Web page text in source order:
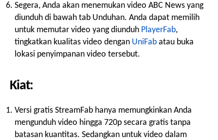
Segera, Anda akan menemukan video ABC News yang
diunduh di bawah tab Unduhan. Anda dapat memilih
untuk memutar video yang diunduh PlayerFab,
tingkatkan kualitas video dengan UniFab atau buka
lokasi penyimpanan video tersebut.
Kiat:
Versi gratis StreamFab hanya memungkinkan Anda
mengunduh video hingga 720p secara gratis tanpa
batasan kuantitas. Sedangkan untuk video dalam